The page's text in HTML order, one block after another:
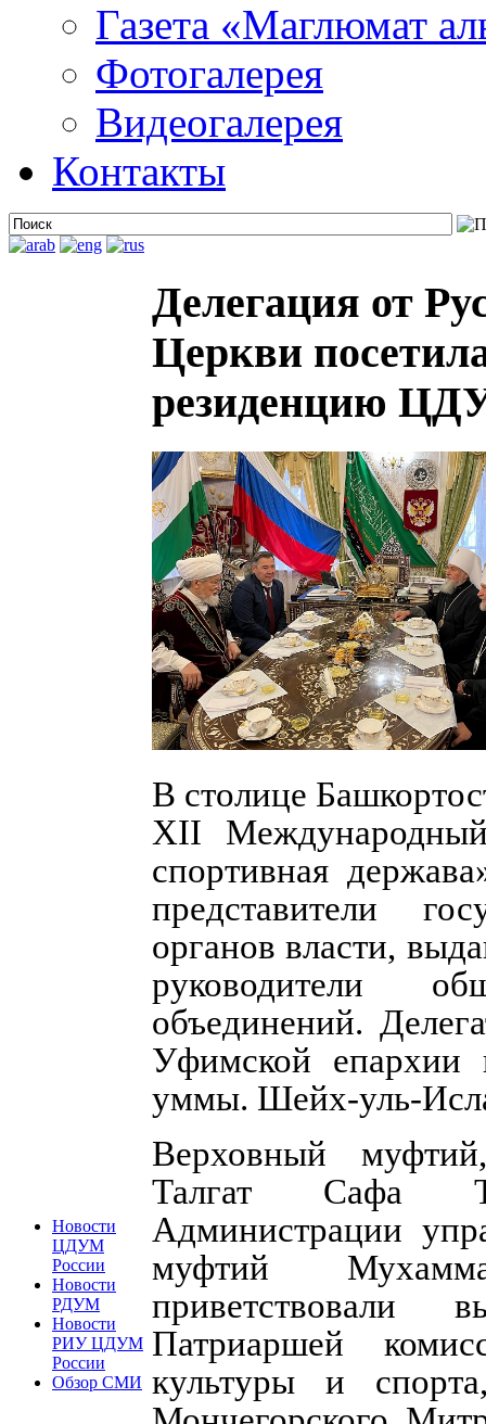
Газета «Маглюмат
Фотогалерея
Видеогалерея
Контакты
Новости
ЦДУМ
России
Новости
РДУМ
Новости
РИУ ЦДУМ
России
Обзор СМИ
Делегация от
Церкви
резиденцию
В столице
XII
спортивная
представители
органов власти,
руководители
объединений.
Уфимской епархии
уммы. Шейх-уль-
Верховный
Талгат Сафа
Администрации
муфтий
приветствовали
Патриаршей
культуры и